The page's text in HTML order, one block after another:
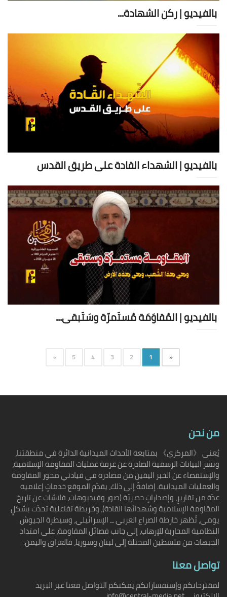
بالفيديو | ركن الشهادة...
بالفيديو | الشهداء القادة على طريق القدس
بالفيديو | المُقاوَمَة مُستَمرّة وسَتَبقى...
«
1
2
3
4
5
»
من نحن
يُعنى 《المركزي》 بمتابعة الأحداث الميدانية الدائرة في منطقتنا،
ونشر البيانات الرسمية الصادرة عن غرفة عمليات المقاومة الإسلامية،
والإستقصاء عن الخبر اليقين من مصادره في قيادتي محور المقاومة
والعمليات الميدانية. إضافةً إلى ذلك، يقدّم الموقع خدماتٍ إعلامية
عدّة من تقاريرٍ، وإصداراتٍ حصريّة (صور وفيديوهات، فلاشات عن تاريخ
المقاومة الإسلامية وشهدائها القادة)، وخريطة تفاعلية تحدّث بشكلٍ
يومي، تُظهر خارطة الصراع العربي ــ الإسرائيلي، وسيطرة الجيوش
النظامية المحاربة للإرهاب، إلى جانب فصائل المقاومة، على امتداد
الجبهات من فلسطين المحتلة إلى لبنان وسوريا، فالعراق واليمن.
تواصل معنا
لمقترحاتكم وإستفساراتكم يمكنكم التواصل معنا عبر البريد